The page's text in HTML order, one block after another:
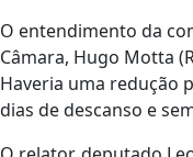
O entendimento da
Câmara, Hugo Motta
Haveria uma redução
dias de descanso e